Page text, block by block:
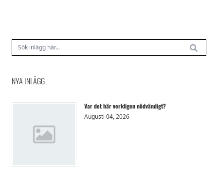
NYA INLÄGG
Var det här verkligen nödvändigt?
Augusti 04, 2026